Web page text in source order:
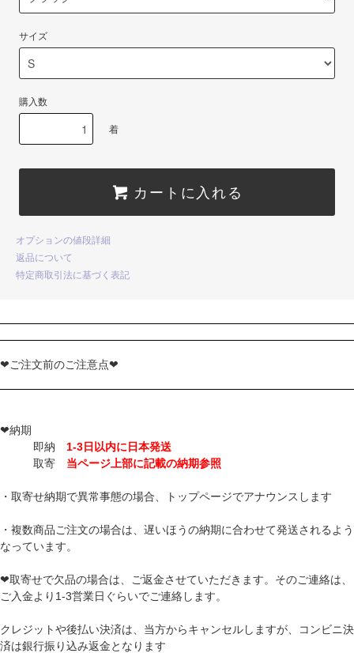
サイズ
購入数
着
カートに入れる
オプションの値段詳細
返品について
特定商取引法に基づく表記
❤ご注文前のご注意点❤
❤納期
即納 1-3日以内に日本発送
取寄 当ページ上部に記載の納期参照
・取寄せ納期で異常事態の場合、トップページでアナウンスします
・複数商品ご注文の場合は、遅いほうの納期に合わせて発送されるよう
なっています。
❤取寄せで欠品の場合は、ご返金させていただきます。そのご連絡は、
ご入金より1-3営業日ぐらいでご連絡します。
クレジットや後払い決済は、当方からキャンセルしますが、コンビニ決
済は銀行振り込み返金となります